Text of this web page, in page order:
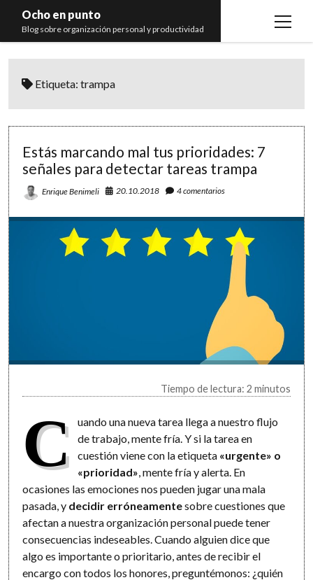
Ocho en punto
Blog sobre organización personal y productividad
open
Libros
Etiqueta:trampa
Estás marcando mal tus prioridades: 7
señales para detectar tareas trampa
Enrique Benimeli 20.10.2018 4 comentarios
Tiempo de lectura: 2 minutos
C
uando una nueva tarea llega a nuestro flujo
de trabajo, mente fría. Y si la tarea en
cuestión viene con la etiqueta «urgente» o
«prioridad» , mente fría y alerta. En
ocasiones las emociones nos pueden jugar una mala
pasada, y decidir erróneamentesobre cuestiones que
afectan a nuestra organización personal puede tener
consecuencias indeseables. Cuando alguien dice que
algo es importante o prioritario, antes de recibir el
encargo con todos los honores, preguntémonos: ¿quién